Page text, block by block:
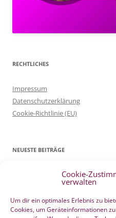
Cookie-
verwalten
Um dir ein optimales Erlebnis zu
Cookies, um Geräteinformationen
RECHTLICHES
Impressum
Datenschutzerklärung
Cookie-Richtlinie (EU)
NEUESTE BEITRÄGE
Patientenverfügung Geburt
Filmtipp – Die sichere Geburt
Integration eigener Erfahrungen